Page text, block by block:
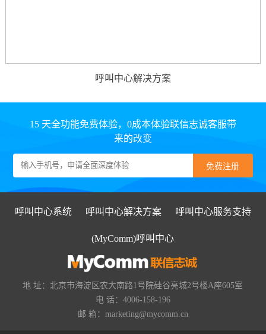
呼叫中心解决方案
15 天全功能免费体验，0成本体验联信志诚客服带
来的改变
呼叫中心系统 呼叫中心解决方案 呼叫中心服务支持
(MyComm)呼叫中心
地 址：北京市海淀区农大南路1号院硅谷亮城2号楼A座605室
电 话：4006-158-196
邮 箱：marketing@mycomm.cn